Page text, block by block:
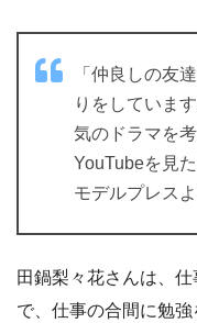
「仲良しの友
りをしていま
気のドラマを
YouTubeを見
モデルプレス
田鍋梨々花さんは、
で、仕事の合間に勉